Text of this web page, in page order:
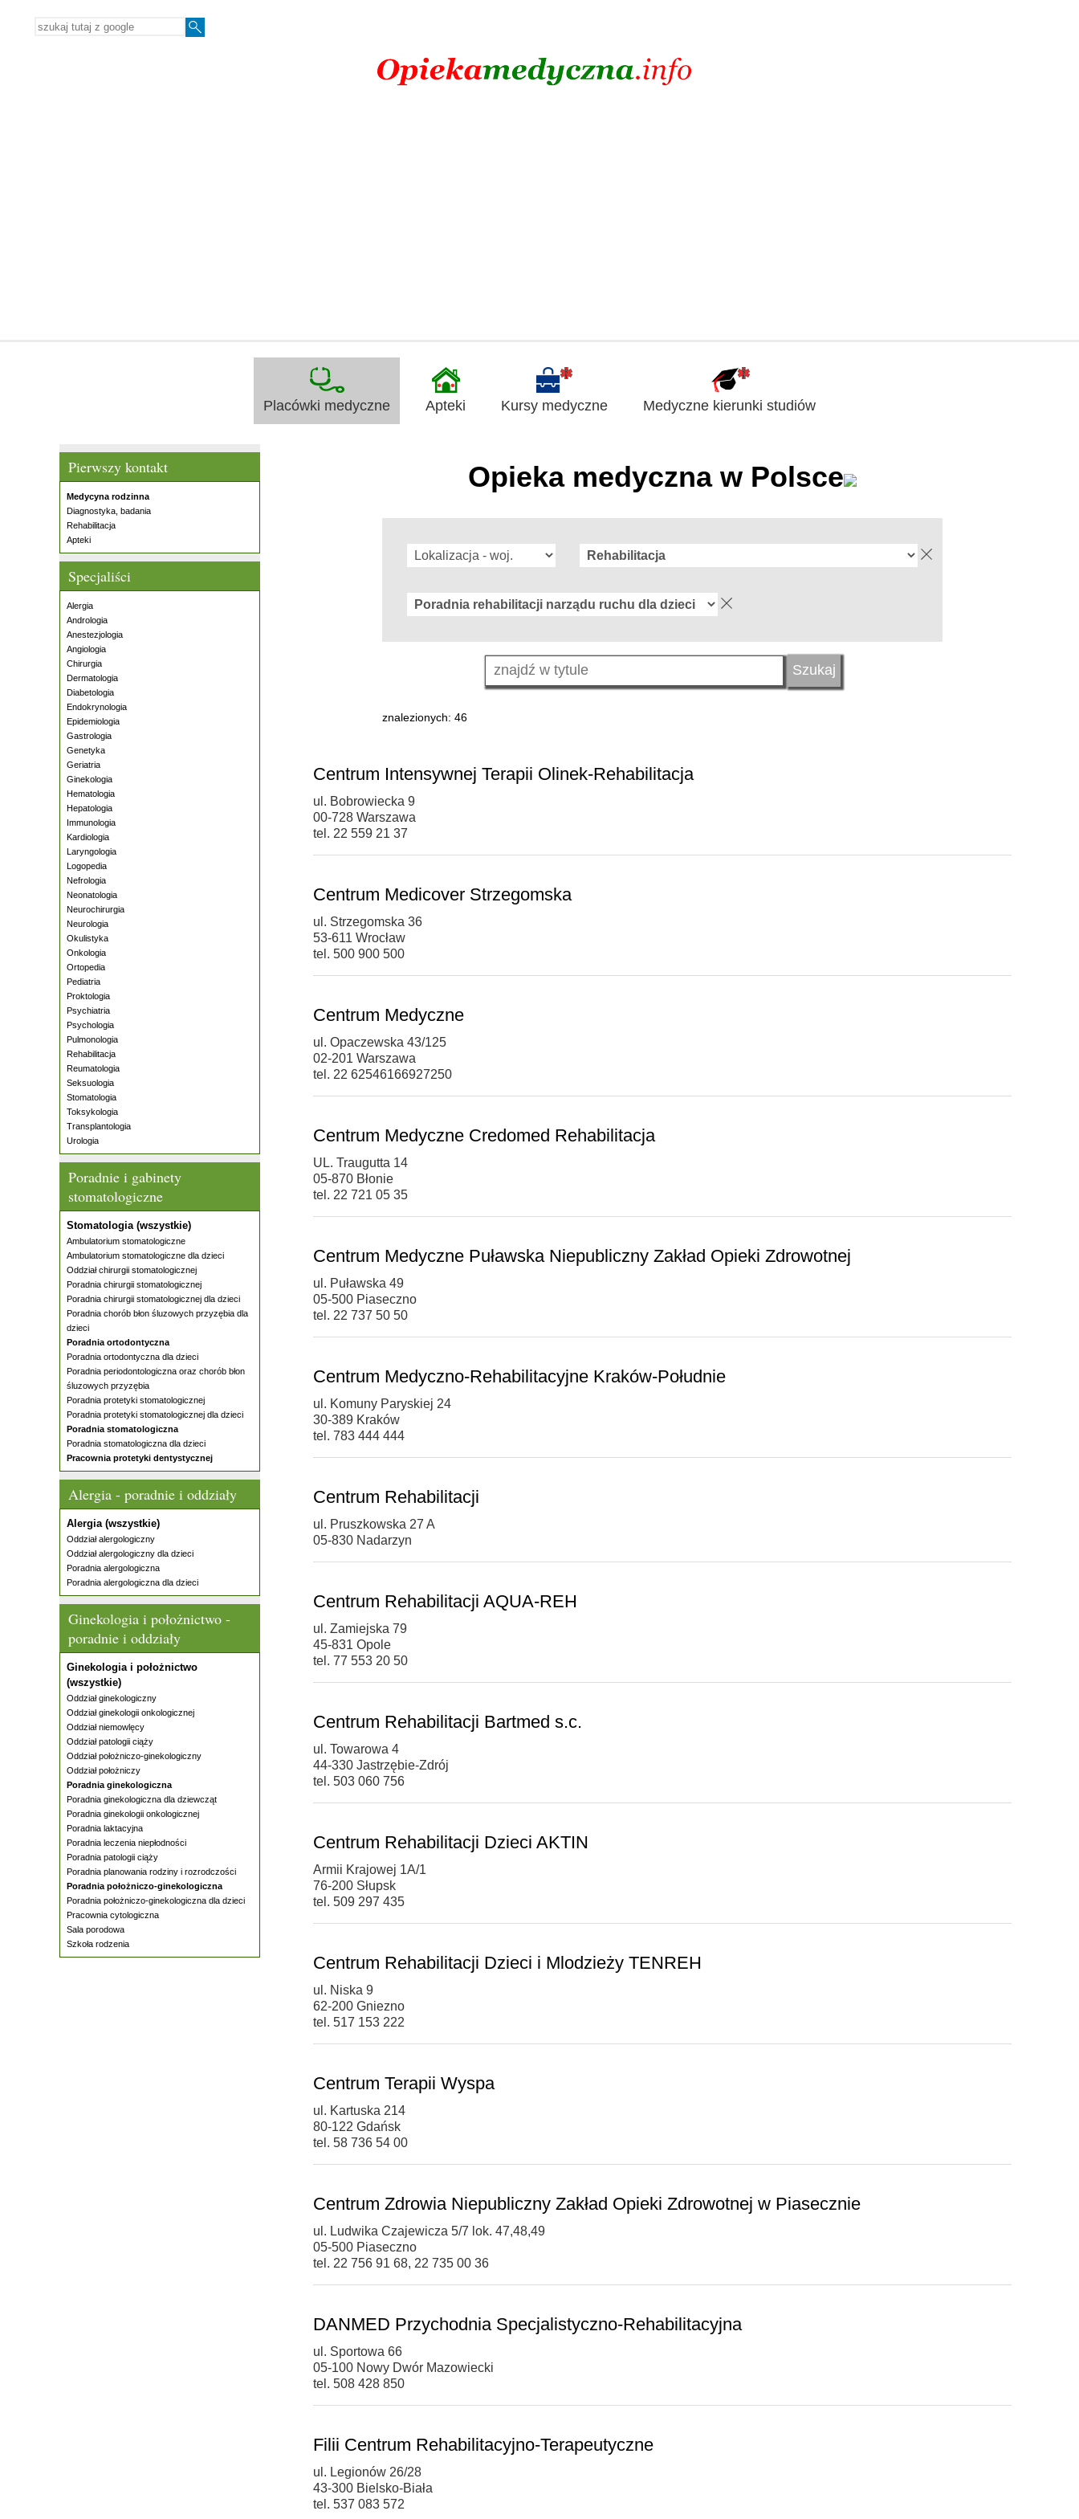
Placówki medyczne Apteki Kursy medyczne Medyczne kierunki studiów
Pierwszy kontakt
Medycyna rodzinna
Diagnostyka, badania
Rehabilitacja
Apteki
Specjaliści
Alergia
Andrologia
Anestezjologia
Angiologia
Chirurgia
Dermatologia
Diabetologia
Endokrynologia
Epidemiologia
Gastrologia
Genetyka
Geriatria
Ginekologia
Hematologia
Hepatologia
Immunologia
Kardiologia
Laryngologia
Logopedia
Nefrologia
Neonatologia
Neurochirurgia
Neurologia
Okulistyka
Onkologia
Ortopedia
Pediatria
Proktologia
Psychiatria
Psychologia
Pulmonologia
Rehabilitacja
Reumatologia
Seksuologia
Stomatologia
Toksykologia
Transplantologia
Urologia
Poradnie i gabinety
stomatologiczne
Stomatologia (wszystkie)
Ambulatorium stomatologiczne
Ambulatorium stomatologiczne dla dzieci
Oddział chirurgii stomatologicznej
Poradnia chirurgii stomatologicznej
Poradnia chirurgii stomatologicznej dla dzieci
Poradnia chorób błon śluzowych przyzębia dla
dzieci
Poradnia ortodontyczna
Poradnia ortodontyczna dla dzieci
Poradnia periodontologiczna oraz chorób błon
śluzowych przyzębia
Poradnia protetyki stomatologicznej
Poradnia protetyki stomatologicznej dla dzieci
Poradnia stomatologiczna
Poradnia stomatologiczna dla dzieci
Pracownia protetyki dentystycznej
Alergia - poradnie i oddziały
Alergia (wszystkie)
Oddział alergologiczny
Oddział alergologiczny dla dzieci
Poradnia alergologiczna
Poradnia alergologiczna dla dzieci
Ginekologia i położnictwo -
poradnie i oddziały
Ginekologia i położnictwo
(wszystkie)
Oddział ginekologiczny
Oddział ginekologii onkologicznej
Oddział niemowlęcy
Oddział patologii ciąży
Oddział położniczo-ginekologiczny
Oddział położniczy
Poradnia ginekologiczna
Poradnia ginekologiczna dla dziewcząt
Poradnia ginekologii onkologicznej
Poradnia laktacyjna
Poradnia leczenia niepłodności
Poradnia patologii ciąży
Poradnia planowania rodziny i rozrodczości
Poradnia położniczo-ginekologiczna
Poradnia położniczo-ginekologiczna dla dzieci
Pracownia cytologiczna
Sala porodowa
Szkoła rodzenia
Opieka medyczna w Polsce
znalezionych: 46
Centrum Intensywnej Terapii Olinek-Rehabilitacja
ul. Bobrowiecka 9
00-728 Warszawa
tel. 22 559 21 37
Centrum Medicover Strzegomska
ul. Strzegomska 36
53-611 Wrocław
tel. 500 900 500
Centrum Medyczne
ul. Opaczewska 43/125
02-201 Warszawa
tel. 22 62546166927250
Centrum Medyczne Credomed Rehabilitacja
UL. Traugutta 14
05-870 Błonie
tel. 22 721 05 35
Centrum Medyczne Puławska Niepubliczny Zakład Opieki Zdrowotnej
ul. Puławska 49
05-500 Piaseczno
tel. 22 737 50 50
Centrum Medyczno-Rehabilitacyjne Kraków-Południe
ul. Komuny Paryskiej 24
30-389 Kraków
tel. 783 444 444
Centrum Rehabilitacji
ul. Pruszkowska 27 A
05-830 Nadarzyn
Centrum Rehabilitacji AQUA-REH
ul. Zamiejska 79
45-831 Opole
tel. 77 553 20 50
Centrum Rehabilitacji Bartmed s.c.
ul. Towarowa 4
44-330 Jastrzębie-Zdrój
tel. 503 060 756
Centrum Rehabilitacji Dzieci AKTIN
Armii Krajowej 1A/1
76-200 Słupsk
tel. 509 297 435
Centrum Rehabilitacji Dzieci i Mlodzieży TENREH
ul. Niska 9
62-200 Gniezno
tel. 517 153 222
Centrum Terapii Wyspa
ul. Kartuska 214
80-122 Gdańsk
tel. 58 736 54 00
Centrum Zdrowia Niepubliczny Zakład Opieki Zdrowotnej w Piasecznie
ul. Ludwika Czajewicza 5/7 lok. 47,48,49
05-500 Piaseczno
tel. 22 756 91 68, 22 735 00 36
DANMED Przychodnia Specjalistyczno-Rehabilitacyjna
ul. Sportowa 66
05-100 Nowy Dwór Mazowiecki
tel. 508 428 850
Filii Centrum Rehabilitacyjno-Terapeutyczne
ul. Legionów 26/28
43-300 Bielsko-Biała
tel. 537 083 572